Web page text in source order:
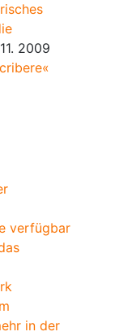
2009
verfügbar
in der